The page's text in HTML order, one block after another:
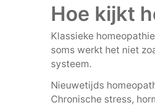
Hoe kijkt
Klassieke
soms werkt het niet
systeem.
Nieuwetijds
Chronische stress,